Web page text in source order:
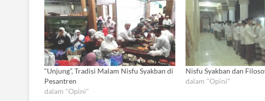
“Unjung”, Tradisi Malam Nisfu Syakban di
Pesantren
dalam "Opini"
Nisfu Syakban dan
dalam "Opini"